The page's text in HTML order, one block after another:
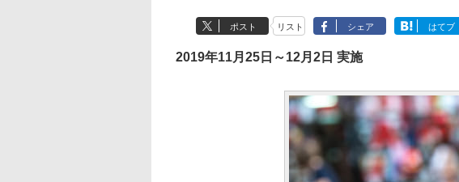
ポスト リスト シェア はてブ
2019年11月25日～12月2日 実施